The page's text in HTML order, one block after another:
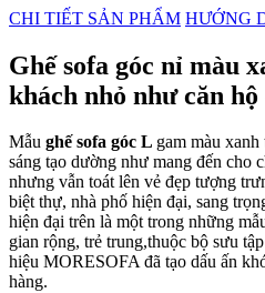
CHI TIẾT SẢN PHẨM HƯỚNG
Ghế sofa góc nỉ màu
khách nhỏ như căn
Mẫu ghế sofa góc L gam màu
sáng tạo dường như mang đến cho
nhưng vẫn toát lên vẻ đẹp tượng
biệt thự, nhà phố hiện đại, sang
hiện đại trên là một trong những
gian rộng, trẻ trung,thuộc bộ sưu
hiệu MORESOFA đã tạo dấu ấn
hàng.